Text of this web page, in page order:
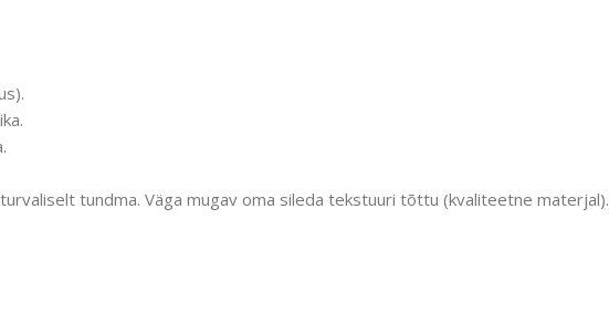
tundma. Väga mugav oma sileda tekstuuri tõttu (kvaliteetne materjal).